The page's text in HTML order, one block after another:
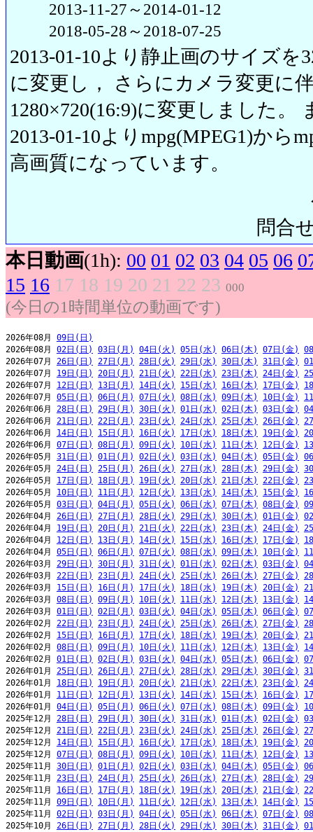
2013-11-27～2014-01-12
2018-05-28～2018-07-25
2013-01-10より静止画のサイズを
に変更し， さらにカメラ変更に
1280×720(16:9)に変更しました。
2013-01-10よりmpg(MPEG1)から
高画質になっています。
問合
本日動画(1h): 00 01 02 03 04 05 06
15 16 17 18 19 20 21 22 23 000
(今日の1時間単位の動画です)
2026年08月 09日(日)
2026年08月 02日(日) 03日(月) 04日(火) 05日(水) 06日(木) 07日(金)
2026年07月 26日(日) 27日(月) 28日(火) 29日(水) 30日(木) 31日(金)
2026年07月 19日(日) 20日(月) 21日(火) 22日(水) 23日(木) 24日(金)
2026年07月 12日(日) 13日(月) 14日(火) 15日(水) 16日(木) 17日(金)
2026年07月 05日(日) 06日(月) 07日(火) 08日(水) 09日(木) 10日(金)
2026年06月 28日(日) 29日(月) 30日(火) 01日(水) 02日(木) 03日(金)
2026年06月 21日(日) 22日(月) 23日(火) 24日(水) 25日(木) 26日(金)
2026年06月 14日(日) 15日(月) 16日(火) 17日(水) 18日(木) 19日(金)
2026年06月 07日(日) 08日(月) 09日(火) 10日(水) 11日(木) 12日(金)
2026年05月 31日(日) 01日(月) 02日(火) 03日(水) 04日(木) 05日(金)
2026年05月 24日(日) 25日(月) 26日(火) 27日(水) 28日(木) 29日(金)
2026年05月 17日(日) 18日(月) 19日(火) 20日(水) 21日(木) 22日(金)
2026年05月 10日(日) 11日(月) 12日(火) 13日(水) 14日(木) 15日(金)
2026年05月 03日(日) 04日(月) 05日(火) 06日(水) 07日(木) 08日(金)
2026年04月 26日(日) 27日(月) 28日(火) 29日(水) 30日(木) 01日(金)
2026年04月 19日(日) 20日(月) 21日(火) 22日(水) 23日(木) 24日(金)
2026年04月 12日(日) 13日(月) 14日(火) 15日(水) 16日(木) 17日(金)
2026年04月 05日(日) 06日(月) 07日(火) 08日(水) 09日(木) 10日(金)
2026年03月 29日(日) 30日(月) 31日(火) 01日(水) 02日(木) 03日(金)
2026年03月 22日(日) 23日(月) 24日(火) 25日(水) 26日(木) 27日(金)
2026年03月 15日(日) 16日(月) 17日(火) 18日(水) 19日(木) 20日(金)
2026年03月 08日(日) 09日(月) 10日(火) 11日(水) 12日(木) 13日(金)
2026年03月 01日(日) 02日(月) 03日(火) 04日(水) 05日(木) 06日(金)
2026年02月 22日(日) 23日(月) 24日(火) 25日(水) 26日(木) 27日(金)
2026年02月 15日(日) 16日(月) 17日(火) 18日(水) 19日(木) 20日(金)
2026年02月 08日(日) 09日(月) 10日(火) 11日(水) 12日(木) 13日(金)
2026年02月 01日(日) 02日(月) 03日(火) 04日(水) 05日(木) 06日(金)
2026年01月 25日(日) 26日(月) 27日(火) 28日(水) 29日(木) 30日(金)
2026年01月 18日(日) 19日(月) 20日(火) 21日(水) 22日(木) 23日(金)
2026年01月 11日(日) 12日(月) 13日(火) 14日(水) 15日(木) 16日(金)
2026年01月 04日(日) 05日(月) 06日(火) 07日(水) 08日(木) 09日(金)
2025年12月 28日(日) 29日(月) 30日(火) 31日(水) 01日(木) 02日(金)
2025年12月 21日(日) 22日(月) 23日(火) 24日(水) 25日(木) 26日(金)
2025年12月 14日(日) 15日(月) 16日(火) 17日(水) 18日(木) 19日(金)
2025年12月 07日(日) 08日(月) 09日(火) 10日(水) 11日(木) 12日(金)
2025年11月 30日(日) 01日(月) 02日(火) 03日(水) 04日(木) 05日(金)
2025年11月 23日(日) 24日(月) 25日(火) 26日(水) 27日(木) 28日(金)
2025年11月 16日(日) 17日(月) 18日(火) 19日(水) 20日(木) 21日(金)
2025年11月 09日(日) 10日(月) 11日(火) 12日(水) 13日(木) 14日(金)
2025年11月 02日(日) 03日(月) 04日(火) 05日(水) 06日(木) 07日(金)
2025年10月 26日(日) 27日(月) 28日(火) 29日(水) 30日(木) 31日(金)